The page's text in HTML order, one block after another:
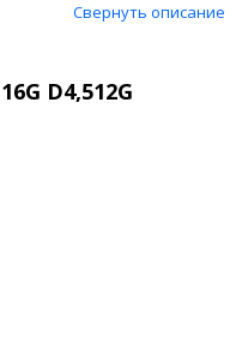
Свернуть описание
D4,512G